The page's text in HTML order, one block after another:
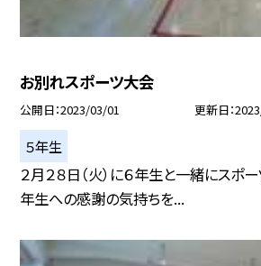
お別れスポーツ大会
公開日 2023/03/01 更新日
５年生
２月２８日（火）に６年生と一緒にスポ
年生への感謝の気持ちを...